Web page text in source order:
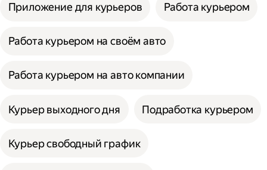
Приложение для курьеров Работа курьером
Работа курьером на своём авто
Работа курьером на авто компании
Курьер выходного дня Подработка курьером
Курьер свободный график